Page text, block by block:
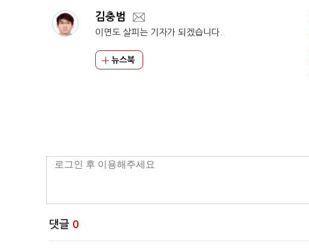
김충범
이면도 살피는 기자가 되겠습니다.
뉴스북
댓글 0